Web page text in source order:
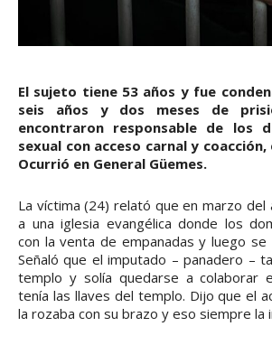
El sujeto tiene 53 años y fue
seis años y dos meses de
encontraron responsable de los
sexual con acceso carnal y
Ocurrió en General Güemes.
La víctima (24) relató que en marzo del
a una iglesia evangélica donde los
con la venta de empanadas y luego se
Señaló que el imputado – panadero –
templo y solía quedarse a colaborar
tenía las llaves del templo. Dijo que el
la rozaba con su brazo y eso siempre la